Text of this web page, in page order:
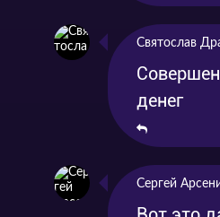
Святослав
денег
Сергей